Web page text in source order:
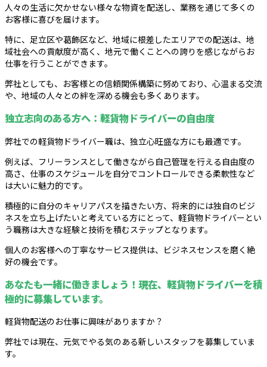
人々の生活に欠かせない様々な物資を配送し、業務を通じて多くの
お客様に喜びを届けます。
特に、足立区や葛飾区など、地域に根差したエリアでの配送は、地
域社会への貢献度が高く、地元で働くことへの誇りを感じながらお
仕事を行うことができます。
弊社としても、お客様との信頼関係構築に努めており、心温まる交流
や、地域の人々との絆を深める機会も多くあります。
独立志向のある方へ：軽貨物ドライバーの自由度
弊社での軽貨物ドライバー職は、独立心旺盛な方にも最適です。
例えば、フリーランスとして働きながら自己管理を行える自由度の
高さ、仕事のスケジュールを自分でコントロールできる柔軟性など
は大いに魅力的です。
積極的に自分のキャリアパスを描きたい方、将来的には独自のビジ
ネスを立ち上げたいと考えている方にとって、軽貨物ドライバーとい
う職務は大きな経験と技術を積むステップとなります。
個人のお客様への丁寧なサービス提供は、ビジネスセンスを磨く絶
好の機会です。
あなたも一緒に働きましょう！現在、軽貨物ドライバーを積
極的に募集しています。
軽貨物配送のお仕事に興味がありますか？
弊社では現在、元気でやる気のある新しいスタッフを募集していま
す。